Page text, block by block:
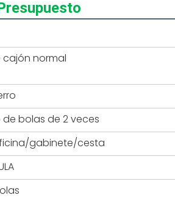
normal
bolas de 2 veces
gabinete/cesta